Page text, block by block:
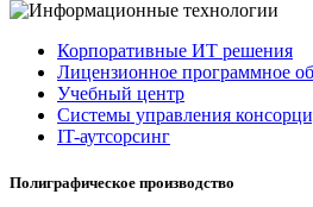
Корпоративные ИТ решения
Лицензионное программное
Учебный центр
Системы управления
IT-аутсорсинг
Полиграфическое производство